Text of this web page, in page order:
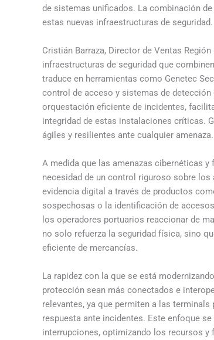
de sistemas unificados. La combinación
estas nuevas infraestructuras de seguridad.
Cristián Barraza, Director de Ventas
infraestructuras de seguridad que
traduce en herramientas como Genetec
control de acceso y sistemas de
orquestación eficiente de incidentes,
integridad de estas instalaciones críticas.
ágiles y resilientes ante cualquier amenaza.
A medida que las amenazas cibernéticas
necesidad de un control riguroso sobre
evidencia digital a través de productos
sospechosas o la identificación de
los operadores portuarios reaccionar de
no solo refuerza la seguridad física, sino
eficiente de mercancías.
La rapidez con la que se está
protección sean más conectados e
relevantes, ya que permiten a las
respuesta ante incidentes. Este enfoque
interrupciones, optimizando los recursos